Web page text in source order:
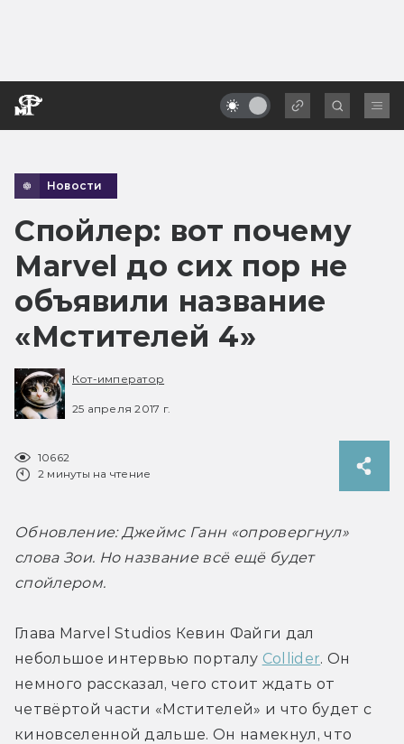
Новости
Спойлер: вот почему
Marvel до сих пор не
объявили название
«Мстителей 4»
Кот-император
25 апреля 2017 г.
10662
2 минуты на чтение
Обновление: Джеймс Ганн «опровергнул»
слова Зои. Но название всё ещё будет
спойлером.
Глава Marvel Studios Кевин Файги дал
небольшое интервью порталу Collider. Он
немного рассказал, чего стоит ждать от
четвёртой части «Мстителей» и что будет с
киновселенной дальше. Он намекнул, что